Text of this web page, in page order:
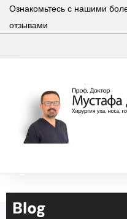
Перейти
Ознакомьтесь с нашими
отзывами
Blog